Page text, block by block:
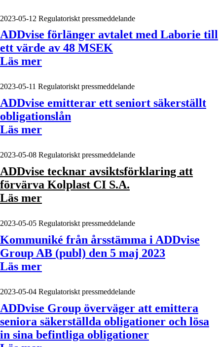
2023-05-12 Regulatoriskt pressmeddelande
ADDvise förlänger avtalet med Laborie till
ett värde av 48 MSEK
Läs mer
2023-05-11 Regulatoriskt pressmeddelande
ADDvise emitterar ett seniort säkerställt
obligationslån
Läs mer
2023-05-08 Regulatoriskt pressmeddelande
ADDvise tecknar avsiktsförklaring att
förvärva Kolplast CI S.A.
Läs mer
2023-05-05 Regulatoriskt pressmeddelande
Kommuniké från årsstämma i ADDvise
Group AB (publ) den 5 maj 2023
Läs mer
2023-05-04 Regulatoriskt pressmeddelande
ADDvise Group överväger att emittera
seniora säkerställda obligationer och lösa
in sina befintliga obligationer